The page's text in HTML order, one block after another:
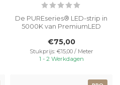
De PUREseries® LED-strip in
5000K van PremiumLED
hoge h...
€75,00
Stukprijs: €15,00 / Meter
1 - 2 Werkdagen